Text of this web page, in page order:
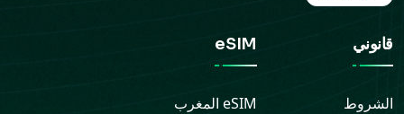
قانوني
الشروط
eSIM
eSIM المغرب